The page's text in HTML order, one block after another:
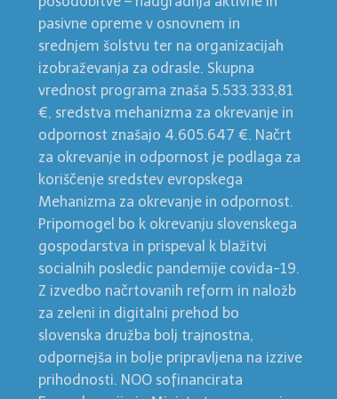
pasivne opreme v osnovnem in
srednjem šolstvu ter na organizacijah
izobraževanja za odrasle. Skupna
vrednost programa znaša 5.533.333,81
€, sredstva mehanizma za okrevanje in
odpornost znašajo 4.605.647 €. Načrt
za okrevanje in odpornost je podlaga za
koriščenje sredstev evropskega
Mehanizma za okrevanje in odpornost.
Pripomogel bo k okrevanju slovenskega
gospodarstva in prispeval k blažitvi
socialnih posledic pandemije covida-19.
Z izvedbo načrtovanih reform in naložb
za zeleni in digitalni prehod bo
slovenska družba bolj trajnostna,
odpornejša in bolje pripravljena na izzive
prihodnosti. NOO sofinancirata